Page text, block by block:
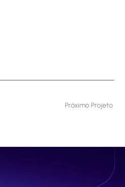
Próximo Projeto